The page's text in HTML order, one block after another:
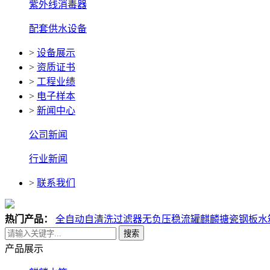
紫外线消毒器
配套供水设备
> 设备展示
> 资质证书
> 工程业绩
> 电子样本
> 新闻中心
公司新闻
行业新闻
> 联系我们
热门产品： 全自动自清洗过滤器无负压稳流罐麒麟搪瓷钢板水
搜索
产品展示